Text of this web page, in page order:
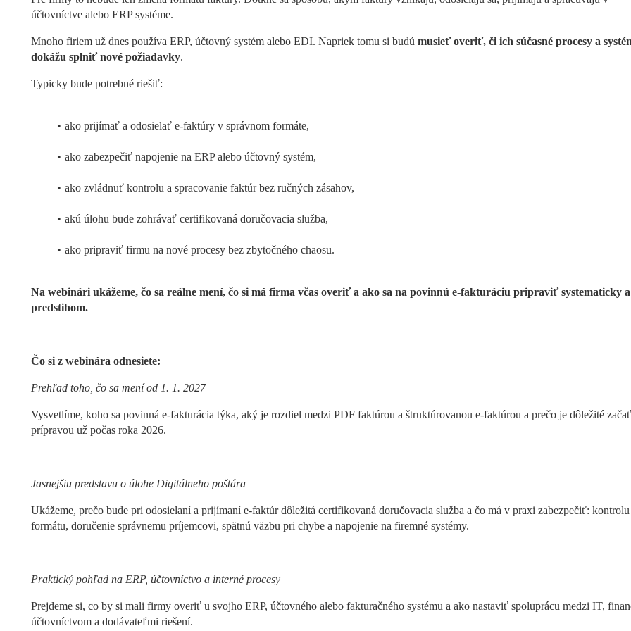
účtovníctve alebo ERP systéme.
Mnoho firiem už dnes používa ERP, účtovný systém alebo EDI. Napriek tomu si budú musieť overiť, či ich súčasné procesy a
dokážu splniť nové požiadavky.
Typicky bude potrebné riešiť:
ako prijímať a odosielať e-faktúry v správnom formáte,
ako zabezpečiť napojenie na ERP alebo účtovný systém,
ako zvládnuť kontrolu a spracovanie faktúr bez ručných zásahov,
akú úlohu bude zohrávať certifikovaná doručovacia služba,
ako pripraviť firmu na nové procesy bez zbytočného chaosu.
Na webinári ukážeme, čo sa reálne mení, čo si má firma včas overiť a ako sa na povinnú e-fakturáciu pripraviť systematicky a
predstihom.
Čo si z webinára odnesiete:
Prehľad toho, čo sa mení od 1. 1. 2027
Vysvetlíme, koho sa povinná e-fakturácia týka, aký je rozdiel medzi PDF faktúrou a štruktúrovanou e-faktúrou a prečo je dôležité
prípravou už počas roka 2026.
Jasnejšiu predstavu o úlohe Digitálneho poštára
Ukážeme, prečo bude pri odosielaní a prijímaní e-faktúr dôležitá certifikovaná doručovacia služba a čo má v praxi zabezpečiť: kontrolu
formátu, doručenie správnemu príjemcovi, spätnú väzbu pri chybe a napojenie na firemné systémy.
Praktický pohľad na ERP, účtovníctvo a interné procesy
Prejdeme si, co by si mali firmy overiť u svojho ERP, účtovného alebo fakturačného systému a ako nastaviť spoluprácu medzi IT,
účtovníctvom a dodávateľmi riešení.